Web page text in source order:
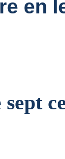
en